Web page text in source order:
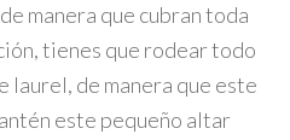
manera que cubran toda
tienes que rodear todo
laurel, de manera que este
este pequeño altar